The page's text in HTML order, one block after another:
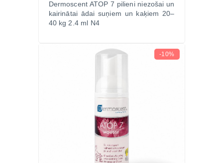
lavandas eļļa, krustnagliņu eļļa, tējas koka eļļa,
kampara eļļa, Shiu koka eļļa, piparmētru eļļa, ciedru
Uzklāt 1 pipeti uz ādas reizi nedēļā.
Izvairīties no norīšanas un saskares ar acīm.
Pirms lietošanas ieteicams konsultēties ar
LIETOŠANAS INSTRUKCIJA
Dermoscent ATOP 7 pilieni niezošai un
kairinātai ādai suņiem un kaķiem 20–
40 kg 2.4 ml N4
-10%